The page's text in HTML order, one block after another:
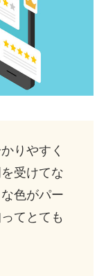
りやすく
受けてな
色がパー
てとても